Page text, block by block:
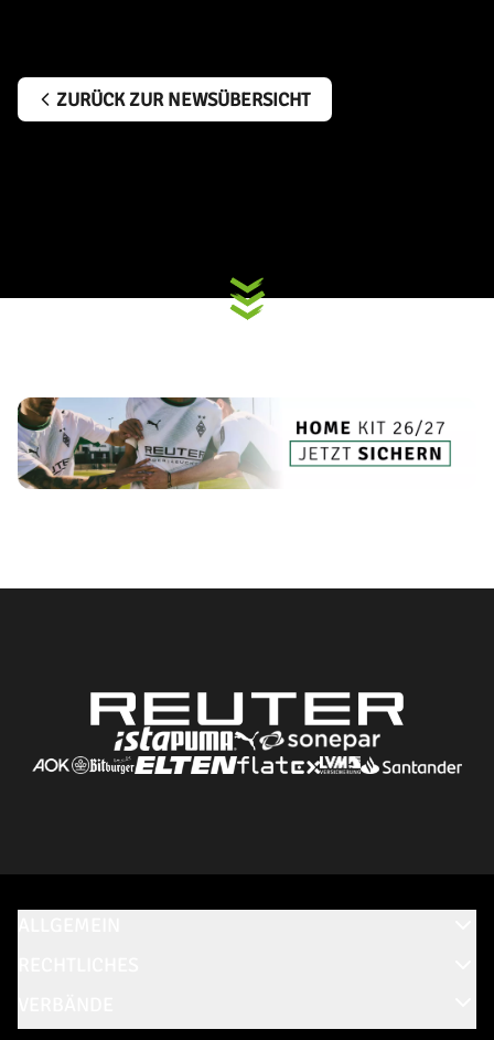
ZURÜCK ZUR NEWSÜBERSICHT